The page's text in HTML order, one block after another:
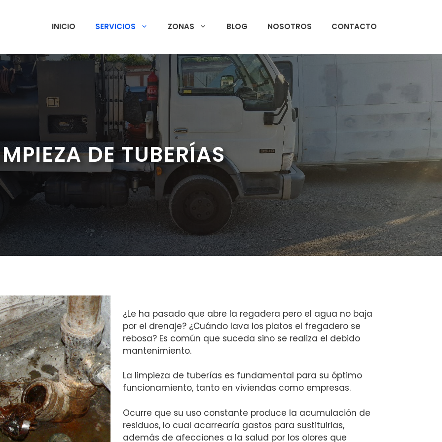
INICIO SERVICIOS ZONAS BLOG NOSOTROS CONTACTO
DE TUBERÍAS
¿Le ha pasado que abre la regadera pero el agua no baja
por el drenaje? ¿Cuándo lava los platos el fregadero se
rebosa? Es común que suceda sino se realiza el debido
mantenimiento.
La limpieza de tuberías es fundamental para su óptimo
funcionamiento, tanto en viviendas como empresas.
Ocurre que su uso constante produce la acumulación de
residuos, lo cual acarrearía gastos para sustituirlas,
además de afecciones a la salud por los olores que